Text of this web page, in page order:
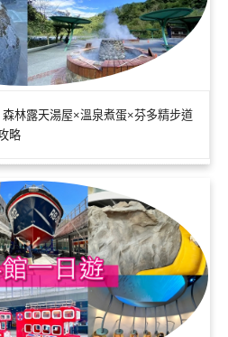
林露天湯屋×溫泉煮蛋×芬多精步道
略